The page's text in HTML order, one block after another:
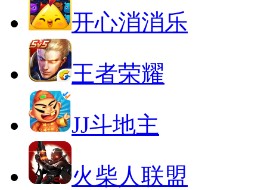
开心消消乐
王者荣耀
JJ斗地主
火柴人联盟